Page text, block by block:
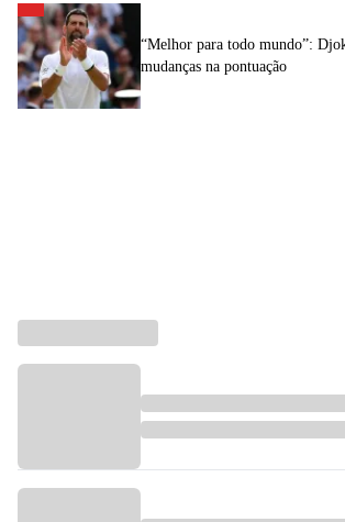
“Melhor para todo mundo”:
mudanças na pontuação